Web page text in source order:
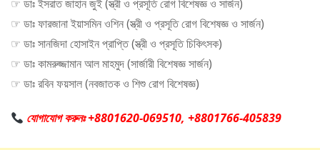
☞ ডাঃ ইসরাত জাহান জুই (স্ত্রী ও প্রসূতি রোগ বিশেষজ্ঞ ও সার্জন)
☞ ডাঃ ফারজানা ইয়াসমিন ওশিন (স্ত্রী ও প্রসূতি রোগ বিশেষজ্ঞ ও সার্জন)
☞ ডাঃ সানজিদা হোসাইন প্রাপ্তি (স্ত্রী ও প্রসূতি চিকিৎসক)
☞ ডাঃ কামরুজ্জামান আল মাহমুদ (সার্জারী বিশেষজ্ঞ সার্জন)
☞ ডাঃ রবিন ফয়সাল (নবজাতক ও শিশু রোগ বিশেষজ্ঞ)
যোগাযোগ করুনঃ +8801620-069510, +8801766-405839